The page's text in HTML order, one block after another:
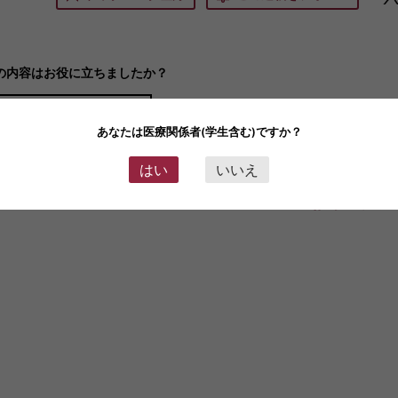
内容はお役に立ちましたか？
あなたは医療関係者(学生含む)ですか？
はい いいえ